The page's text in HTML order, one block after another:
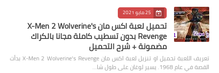
25 مايو 2021
تحميل لعبة اكس مان X-Men 2 Wolverine's
Revenge بدون تسطيب كاملة مجانا بالكراك
مضمونة + شرح التحميل
تعريف اللعبة تحميل او تنزيل لعبة اكس مان X-Men 2 Wolverine's Revenge بدأت
القصة في عام 1968. يسير لوغان على طول شا…